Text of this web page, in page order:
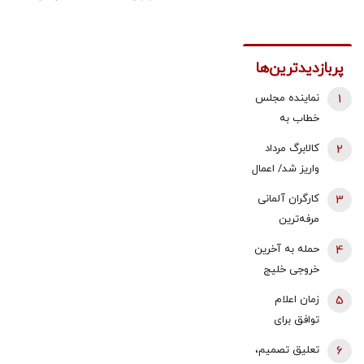
پربازدیدترین‌ها
نماینده مجلس
خطاب به
بقایی: شما
سخنگو
هستید، نه
سخن‌نگو!
1
کالابرگ مرداد
واریز شد/ اعمال
تغییرات جدید
در زمان بندی
2
کارگران آلمانی
مرفه‌ترین
حداقل دستمزد
در آلمان رشد
کرد
3
حمله به آخرین
خروجی خلیج
بازارها از تهدید
در گلوگاه تازه |
پیام حمله
4
زمان اعلام
توافق برای
هرمز اعلام شد
5
تعلیق تصمیم،
6